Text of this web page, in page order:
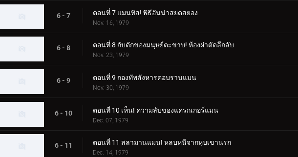
6 - 7 ตอนที่ 7 แมนทิส! พิธีอันน่าสยดสยอง
Nov. 16, 1979
6 - 8 ตอนที่ 8 กับดักของมนุษย์ตะขาบ! ห้องผ่าตัดลึกลับ
Nov. 23, 1979
6 - 9 ตอนที่ 9 กองทัพสังหารคอบรานแมน
Nov. 30, 1979
6 - 10 ตอนที่ 10 เห็น! ความลับของแครกเกอร์แมน
Dec. 07, 1979
6 - 11 ตอนที่ 11 สลามานแมน! หลบหนีจากหุบเขานรก
Dec. 14, 1979